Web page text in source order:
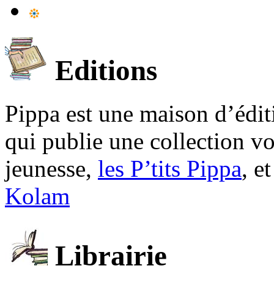
Editions
Pippa est une maison
qui publie une collection
jeunesse, les P’tits Pippa,
Kolam
Librairie